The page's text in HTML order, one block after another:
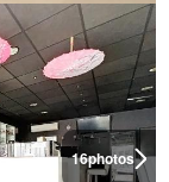
16photos